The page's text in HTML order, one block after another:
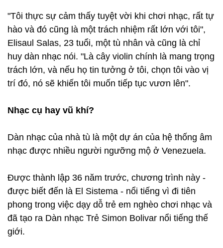
"Tôi thực sự cảm thấy tuyệt vời khi chơi nhạc, rất tự
hào và đó cũng là một trách nhiệm rất lớn với tôi",
Elisaul Salas, 23 tuổi, một tù nhân và cũng là chỉ
huy dàn nhạc nói. "Là cây violin chính là mang trọng
trách lớn, và nếu họ tin tưởng ở tôi, chọn tôi vào vị
trí đó, nó sẽ khiến tôi muốn tiếp tục vươn lên".
Nhạc cụ hay vũ khí?
Dàn nhạc của nhà tù là một dự án của hệ thống âm
nhạc được nhiều người ngưỡng mộ ở Venezuela.
Được thành lập 36 năm trước, chương trình này -
được biết đến là El Sistema - nổi tiếng vì đi tiên
phong trong việc dạy dỗ trẻ em nghèo chơi nhạc và
đã tạo ra Dàn nhạc Trẻ Simon Bolivar nổi tiếng thế
giới.